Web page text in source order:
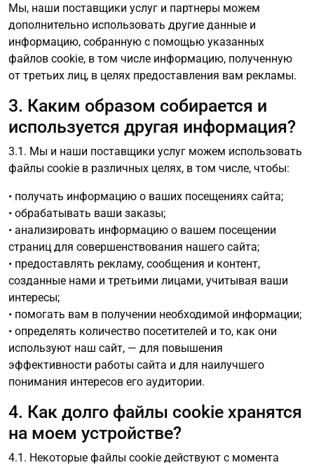
Мы, наши поставщики услуг и партнеры можем
дополнительно использовать другие данные и
информацию, собранную с помощью указанных
файлов cookie, в том числе информацию, полученную
от третьих лиц, в целях предоставления вам рекламы.
3. Каким образом собирается и
используется другая информация?
3.1. Мы и наши поставщики услуг можем использовать
файлы cookie в различных целях, в том числе, чтобы:
• получать информацию о ваших посещениях сайта;
• обрабатывать ваши заказы;
• анализировать информацию о вашем посещении
страниц для совершенствования нашего сайта;
• предоставлять рекламу, сообщения и контент,
созданные нами и третьими лицами, учитывая ваши
интересы;
• помогать вам в получении необходимой информации;
• определять количество посетителей и то, как они
используют наш сайт, — для повышения
эффективности работы сайта и для наилучшего
понимания интересов его аудитории.
4. Как долго файлы cookie хранятся
на моем устройстве?
4.1. Некоторые файлы cookie действуют с момента